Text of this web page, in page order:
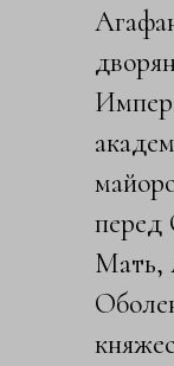
перед
Мать,